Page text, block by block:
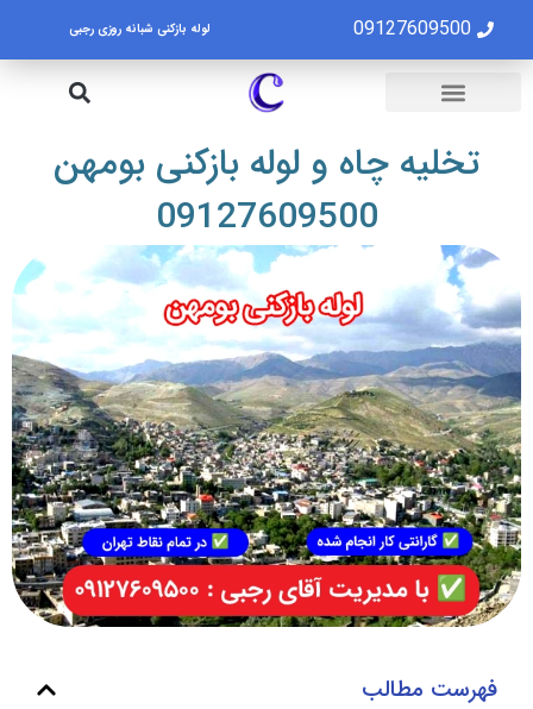
09127609500 لوله بازکنی شبانه روزی رجبی
تخلیه چاه و لوله بازکنی بومهن
09127609500
فهرست مطالب